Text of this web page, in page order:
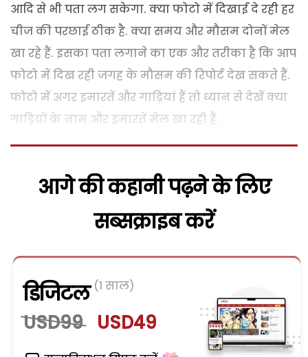
आदि से भी पता लग सकेगा. क्या फोटो में दिखाई दे रही हर
चीज की परछाई ठीक है. क्या समय और मौसम दोनों मेल
खा रहे हैं. इसका पता लगाने का एक और तरीका है कि आप
फोटो में दिख रही जगह के मौसम की रिपोर्ट देख सकते हैं.
फोटो में अगर इमारतें और गाड़ियां हैं तो ध्यान से देखें क्या
गाड़ियों के नाम और इमारतें मेल खा रही हैं.
आगे की कहानी पढ़ने के लिए
सब्सक्राइब करें
डिजिटल (1 साल)
USD99 USD49